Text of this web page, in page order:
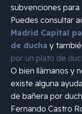
subvenciones
Puedes consultar
Madrid Capital
de ducha y
por un plato de
O bien llámanos y
existe alguna
de bañera por
Fernando Castro